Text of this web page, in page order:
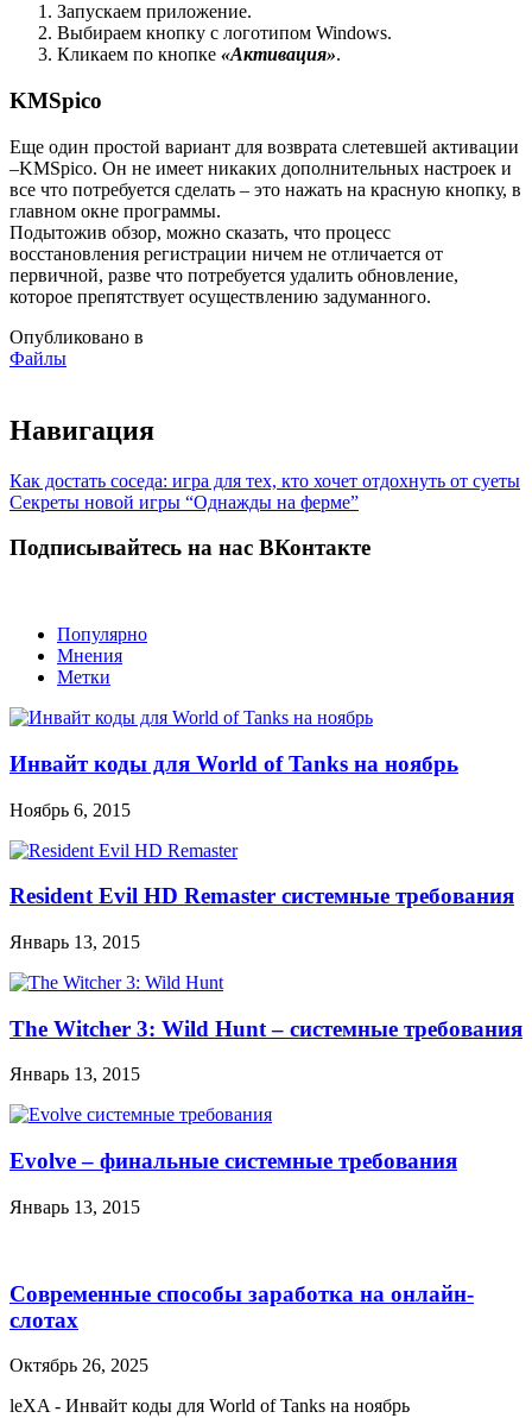
Запускаем приложение.
Выбираем кнопку с логотипом Windows.
Кликаем по кнопке «Активация».
KMSpico
Еще один простой вариант для возврата слетевшей активации
–KMSpico. Он не имеет никаких дополнительных настроек и
все что потребуется сделать – это нажать на красную кнопку, в
главном окне программы.
Подытожив обзор, можно сказать, что процесс
восстановления регистрации ничем не отличается от
первичной, разве что потребуется удалить обновление,
которое препятствует осуществлению задуманного.
Опубликовано в
Файлы
Навигация
Как достать соседа: игра для тех, кто хочет отдохнуть от суеты
Секреты новой игры “Однажды на ферме”
Подписывайтесь на нас ВКонтакте
Популярно
Мнения
Метки
Инвайт коды для World of Tanks на ноябрь
Ноябрь 6, 2015
Resident Evil HD Remaster системные требования
Январь 13, 2015
The Witcher 3: Wild Hunt – системные требования
Январь 13, 2015
Evolve – финальные системные требования
Январь 13, 2015
Современные способы заработка на онлайн-
слотах
Октябрь 26, 2025
leXA - Инвайт коды для World of Tanks на ноябрь